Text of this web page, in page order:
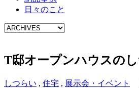
日々のこと
T邸オープンハウスの
しつらい , 住宅 , 展示会・イベント